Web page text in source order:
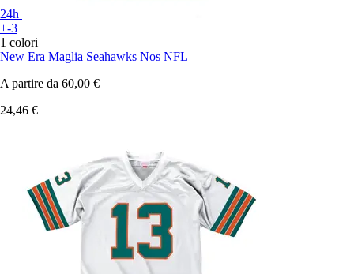
24h
+-3
1 colori
New Era Maglia Seahawks Nos NFL
A partire da 60,00 €
24,46 €